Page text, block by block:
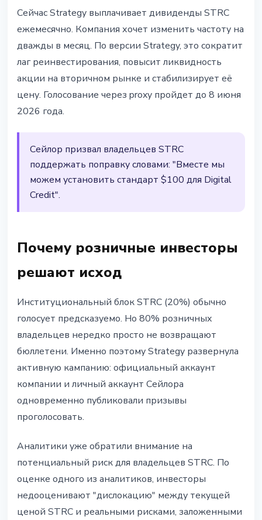
Сейчас Strategy выплачивает дивиденды STRC
ежемесячно. Компания хочет изменить частоту на
дважды в месяц. По версии Strategy, это сократит
лаг реинвестирования, повысит ликвидность
акции на вторичном рынке и стабилизирует её
цену. Голосование через proxy пройдет до 8 июня
2026 года.
Сейлор призвал владельцев STRC
поддержать поправку словами: "Вместе мы
можем установить стандарт $100 для Digital
Credit".
Почему розничные инвесторы
решают исход
Институциональный блок STRC (20%) обычно
голосует предсказуемо. Но 80% розничных
владельцев нередко просто не возвращают
бюллетени. Именно поэтому Strategy развернула
активную кампанию: официальный аккаунт
компании и личный аккаунт Сейлора
одновременно публиковали призывы
проголосовать.
Аналитики уже обратили внимание на
потенциальный риск для владельцев STRC. По
оценке одного из аналитиков, инвесторы
недооценивают "дислокацию" между текущей
ценой STRC и реальными рисками, заложенными